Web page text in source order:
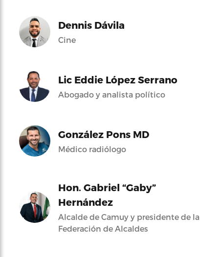
Dennis Dávila
Cine
Lic Eddie López Serrano
Abogado y analista político
González Pons MD
Médico radiólogo
Hon. Gabriel “Gaby”
Hernández
Alcalde de Camuy y presidente de la
Federación de Alcaldes